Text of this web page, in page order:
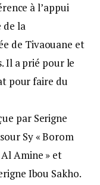
à l’appui
de la
de Tivaouane et
Il a prié pour le
pour faire du
par Serigne
Sy « Borom
Amine » et
Ibou Sakho.